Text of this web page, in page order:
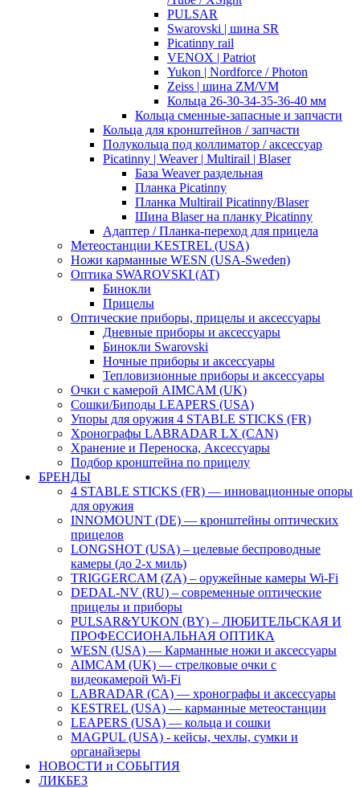
PULSAR
Swarovski | шина SR
Picatinny rail
VENOX | Patriot
Yukon | Nordforce / Photon
Zeiss | шина ZM/VM
Кольца 26-30-34-35-36-40 мм
Кольца сменные-запасные и запчасти
Кольца для кронштейнов / запчасти
Полукольца под коллиматор / аксессуар
Picatinny | Weaver | Multirail | Blaser
База Weaver раздельная
Планка Picatinny
Планка Multirail Picatinny/Blaser
Шина Blaser на планку Picatinny
Адаптер / Планка-переход для прицела
Метеостанции KESTREL (USA)
Ножи карманные WESN (USA-Sweden)
Оптика SWAROVSKI (AT)
Бинокли
Прицелы
Оптические приборы, прицелы и аксессуары
Дневные приборы и аксессуары
Бинокли Swarovski
Ночные приборы и аксессуары
Тепловизионные приборы и аксессуары
Очки с камерой AIMCAM (UK)
Сошки/Биподы LEAPERS (USA)
Упоры для оружия 4 STABLE STICKS (FR)
Хронографы LABRADAR LX (CAN)
Хранение и Переноска, Аксессуары
Подбор кронштейна по прицелу
БРЕНДЫ
4 STABLE STICKS (FR) — инновационные опоры
для оружия
INNOMOUNT (DE) — кронштейны оптических
прицелов
LONGSHOT (USA) – целевые беспроводные
камеры (до 2-х миль)
TRIGGERCAM (ZA) – оружейные камеры Wi-Fi
DEDAL-NV (RU) – современные оптические
прицелы и приборы
PULSAR&YUKON (BY) – ЛЮБИТЕЛЬСКАЯ И
ПРОФЕССИОНАЛЬНАЯ ОПТИКА
WESN (USA) — Карманные ножи и аксессуары
AIMCAM (UK) — стрелковые очки с
видеокамерой Wi-Fi
LABRADAR (CA) — хронографы и аксессуары
KESTREL (USA) — карманные метеостанции
LEAPERS (USA) — кольца и сошки
MAGPUL (USA) - кейсы, чехлы, сумки и
органайзеры
НОВОСТИ и СОБЫТИЯ
ЛИКБЕЗ